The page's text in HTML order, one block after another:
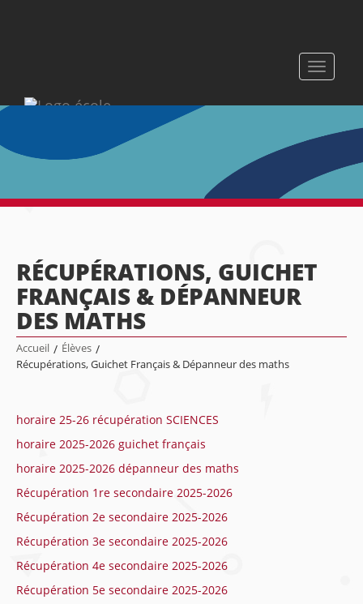
Toggle
RÉCUPÉRATIONS, GUICHET
FRANÇAIS & DÉPANNEUR
DES MATHS
Accueil / Élèves /
Récupérations, Guichet Français & Dépanneur des maths
horaire 25-26 récupération SCIENCES
horaire 2025-2026 guichet français
horaire 2025-2026 dépanneur des maths
Récupération 1re secondaire 2025-2026
Récupération 2e secondaire 2025-2026
Récupération 3e secondaire 2025-2026
Récupération 4e secondaire 2025-2026
Récupération 5e secondaire 2025-2026